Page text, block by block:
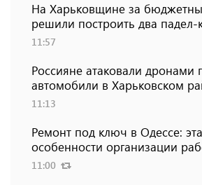
На Харьковщине за
решили построить два падел-
11:57
Россияне атаковали дронами
автомобили в Харьковском
11:13
Ремонт под ключ в Одессе:
особенности организации
11:00